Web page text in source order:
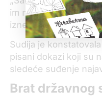
im ne ide u prilog, a
iznenađeno je
Sudija je
pisani dokazi koji su
sledeće suđenje
Brat državnog